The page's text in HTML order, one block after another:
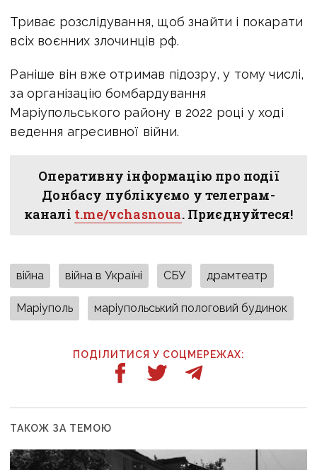
Триває розслідування, щоб знайти і покарати
всіх воєнних злочинців рф.
Раніше він вже отримав підозру, у тому числі,
за організацію бомбардування
Маріупольського району в 2022 році у ході
ведення агресивної війни.
Оперативну інформацію про події
Донбасу публікуємо у телеграм-
каналі t.me/vchasnoua. Приєднуйтеся!
війна війна в Україні СБУ драмтеатр
Маріуполь маріупольський пологовий будинок
ПОДІЛИТИСЯ У СОЦМЕРЕЖАХ:
ТАКОЖ ЗА ТЕМОЮ